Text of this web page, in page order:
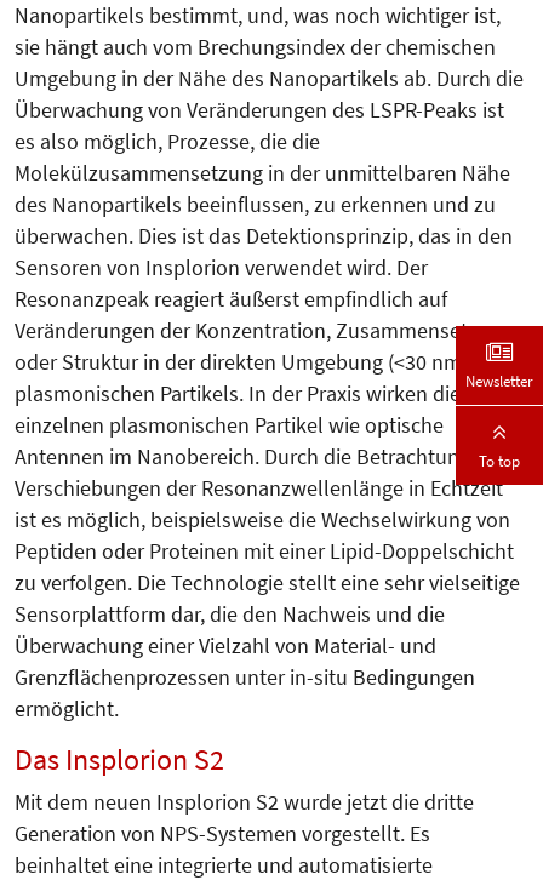
Nanopartikels bestimmt, und, was noch wichtiger ist,
sie hängt auch vom Brechungsindex der chemischen
Umgebung in der Nähe des Nanopartikels ab. Durch die
Überwachung von Veränderungen des LSPR-Peaks ist
es also möglich, Prozesse, die die
Molekülzusammensetzung in der unmittelbaren Nähe
des Nanopartikels beeinflussen, zu erkennen und zu
überwachen. Dies ist das Detektionsprinzip, das in den
Sensoren von Insplorion verwendet wird. Der
Resonanzpeak reagiert äußerst empfindlich auf
Veränderungen der Konzentration, Zusammensetzung
oder Struktur in der direkten Umgebung (<30 nm) des
plasmonischen Partikels. In der Praxis wirken die
einzelnen plasmonischen Partikel wie optische
Antennen im Nanobereich. Durch die Betrachtung von
Verschiebungen der Resonanzwellenlänge in Echtzeit
ist es möglich, beispielsweise die Wechselwirkung von
Peptiden oder Proteinen mit einer Lipid-Doppelschicht
zu verfolgen. Die Technologie stellt eine sehr vielseitige
Sensorplattform dar, die den Nachweis und die
Überwachung einer Vielzahl von Material- und
Grenzflächenprozessen unter in-situ Bedingungen
ermöglicht.
Das Insplorion S2
Mit dem neuen Insplorion S2 wurde jetzt die dritte
Generation von NPS-Systemen vorgestellt. Es
beinhaltet eine integrierte und automatisierte
Newsletter
To top